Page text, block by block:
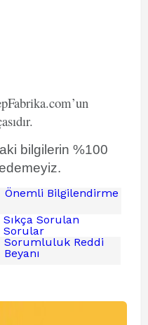
bilgilerin %100
Önemli Bilgilendirme
Sıkça Sorulan
Sorular
Sorumluluk Reddi
Beyanı